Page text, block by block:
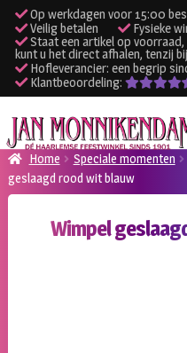
Op werkdagen voor 15:00
Veilig betalen
Fysieke
Staat een artikel op
kunt u het direct afhalen, tenzij
Hofleverancier: een begrip
Klantbeoordeling:
Ga
door
naar
navigatie
Ga
naar
de
inhoudVerhuur kleding
Verhuur apparatuur
Home Speciale momenten
geslaagd rood wit blauw
Wimpel